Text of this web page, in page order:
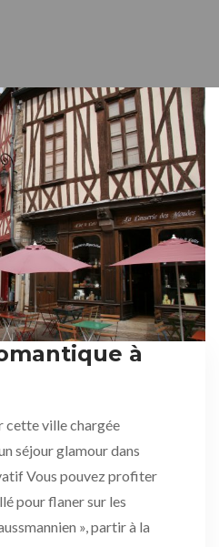
à
cette ville chargée
séjour glamour dans
Vous pouvez profiter
pour flaner sur les
», partir à la